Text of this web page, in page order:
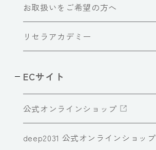
お取扱いをご希望の方へ
リセラアカデミー
ECサイト
公式オンラインショップ
deep2031 公式オンラインショップ